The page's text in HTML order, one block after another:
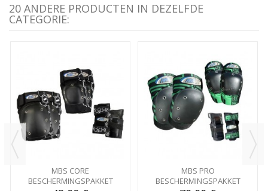
20 ANDERE PRODUCTEN IN DEZELFDE
CATEGORIE:
MBS CORE
BESCHERMINGSPAKKET
MBS PRO
BESCHERMINGSPAKKET